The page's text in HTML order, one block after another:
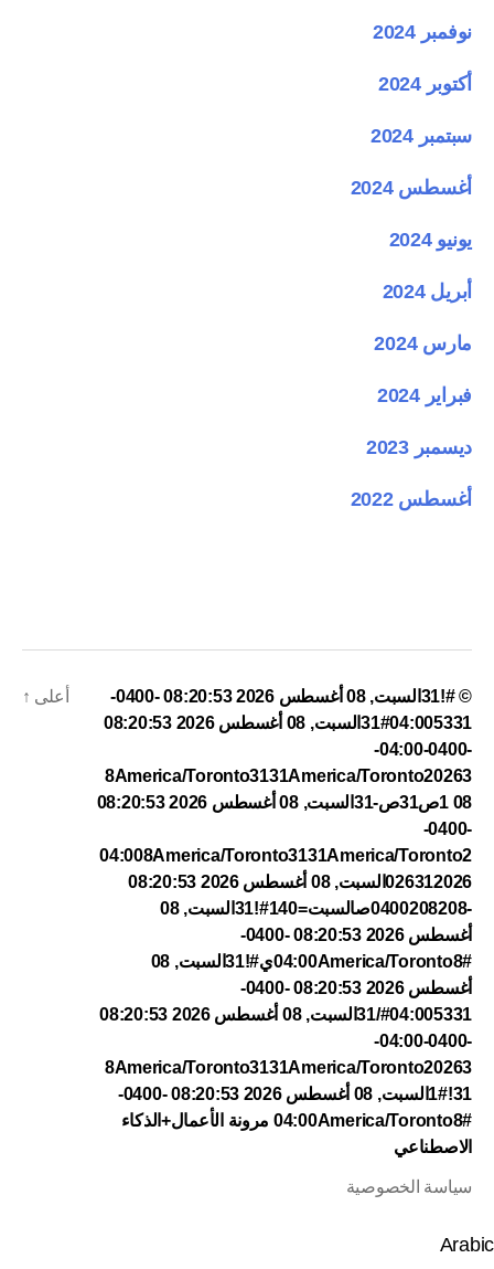
نوفمبر 2024
أكتوبر 2024
سبتمبر 2024
أغسطس 2024
يونيو 2024
أبريل 2024
مارس 2024
فبراير 2024
ديسمبر 2023
أغسطس 2022
© #!31السبت, 08 أغسطس 2026 08:20:53 -0400-
04:005331#31السبت, 08 أغسطس 2026 08:20:53
-0400-04:00-
8America/Toronto3131America/Toronto20263
1 08ص31ص-31السبت, 08 أغسطس 2026 08:20:53
-0400-
04:008America/Toronto3131America/Toronto2
026312026السبت, 08 أغسطس 2026 08:20:53
-0400208208صالسبت=140#!31السبت, 08
أغسطس 2026 08:20:53 -0400-
04:00America/Toronto8#ي#!31السبت, 08
أغسطس 2026 08:20:53 -0400-
04:005331#/31السبت, 08 أغسطس 2026 08:20:53
-0400-04:00-
8America/Toronto3131America/Toronto20263
1#!31السبت, 08 أغسطس 2026 08:20:53 -0400-
04:00America/Toronto8# مرونة الأعمال+الذكاء
الاصطناعي
سياسة الخصوصية
أعلى ↑
Arabic